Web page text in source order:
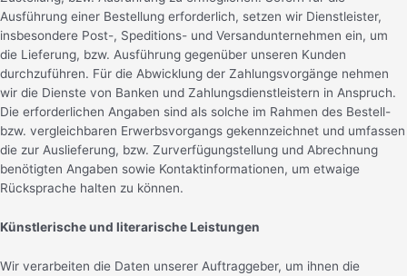
Ausführung einer Bestellung erforderlich, setzen wir Dienstleister,
insbesondere Post-, Speditions- und Versandunternehmen ein, um
die Lieferung, bzw. Ausführung gegenüber unseren Kunden
durchzuführen. Für die Abwicklung der Zahlungsvorgänge nehmen
wir die Dienste von Banken und Zahlungsdienstleistern in Anspruch.
Die erforderlichen Angaben sind als solche im Rahmen des Bestell-
bzw. vergleichbaren Erwerbsvorgangs gekennzeichnet und umfassen
die zur Auslieferung, bzw. Zurverfügungstellung und Abrechnung
benötigten Angaben sowie Kontaktinformationen, um etwaige
Rücksprache halten zu können.
Künstlerische und literarische Leistungen
Wir verarbeiten die Daten unserer Auftraggeber, um ihnen die